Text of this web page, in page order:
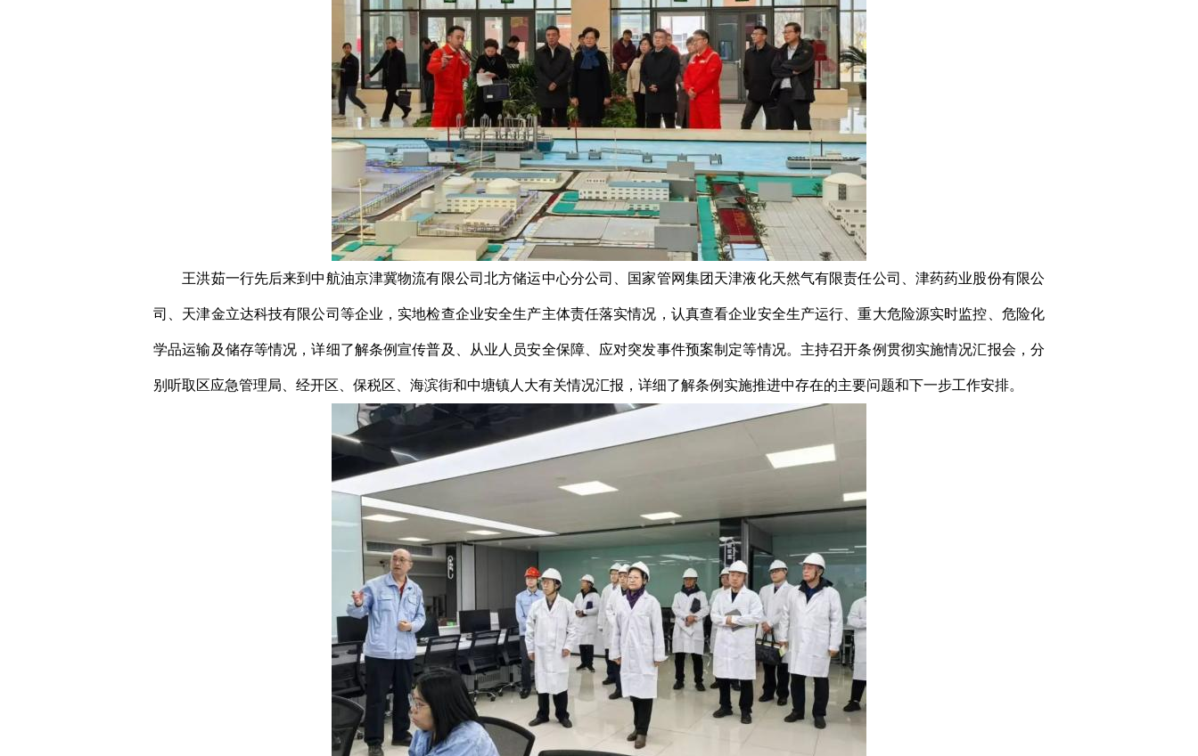
王洪茹一行先后来到中航油京津冀物流有限公司北方储运中心分公司、国家管网集团天津液化天然气有限责任公司、津药药业股份有限公
司、天津金立达科技有限公司等企业，实地检查企业安全生产主体责任落实情况，认真查看企业安全生产运行、重大危险源实时监控、危险化
学品运输及储存等情况，详细了解条例宣传普及、从业人员安全保障、应对突发事件预案制定等情况。主持召开条例贯彻实施情况汇报会，分
别听取区应急管理局、经开区、保税区、海滨街和中塘镇人大有关情况汇报，详细了解条例实施推进中存在的主要问题和下一步工作安排。